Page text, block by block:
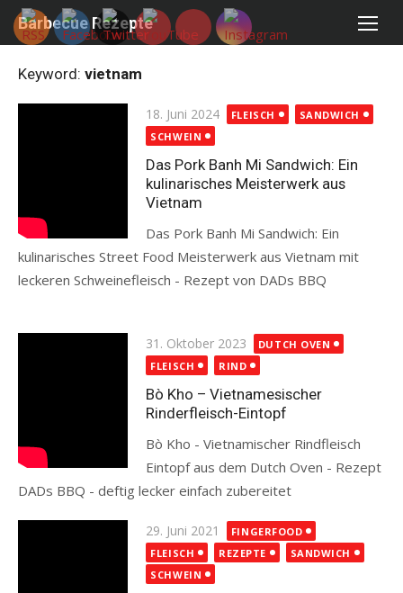
Skip
Barbecue Rezepte
Keyword: vietnam
Posted
on
18. Juni 2024 FLEISCH
SANDWICH
SCHWEIN
Das Pork Banh Mi Sandwich: Ein
kulinarisches Meisterwerk aus
Vietnam
Das Pork Banh Mi Sandwich: Ein
kulinarisches Street Food Meisterwerk aus Vietnam mit
leckeren Schweinefleisch - Rezept von DADs BBQ
Posted
on
31. Oktober 2023
DUTCH OVEN
FLEISCH
RIND
Bò Kho – Vietnamesischer
Rinderfleisch-Eintopf
Bò Kho - Vietnamischer Rindfleisch
Eintopf aus dem Dutch Oven - Rezept
DADs BBQ - deftig lecker einfach zubereitet
Posted
on
29. Juni 2021
FINGERFOOD
FLEISCH
REZEPTE
SANDWICH
SCHWEIN